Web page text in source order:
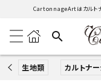
CartonnageArtはカルトナ
search
生地類 カルトナ